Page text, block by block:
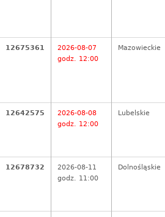
12675361
2026-08-07
godz. 12:00
Mazowieckie
12642575
2026-08-08
godz. 12:00
Lubelskie
12678732
2026-08-11
godz. 11:00
Dolnośląskie